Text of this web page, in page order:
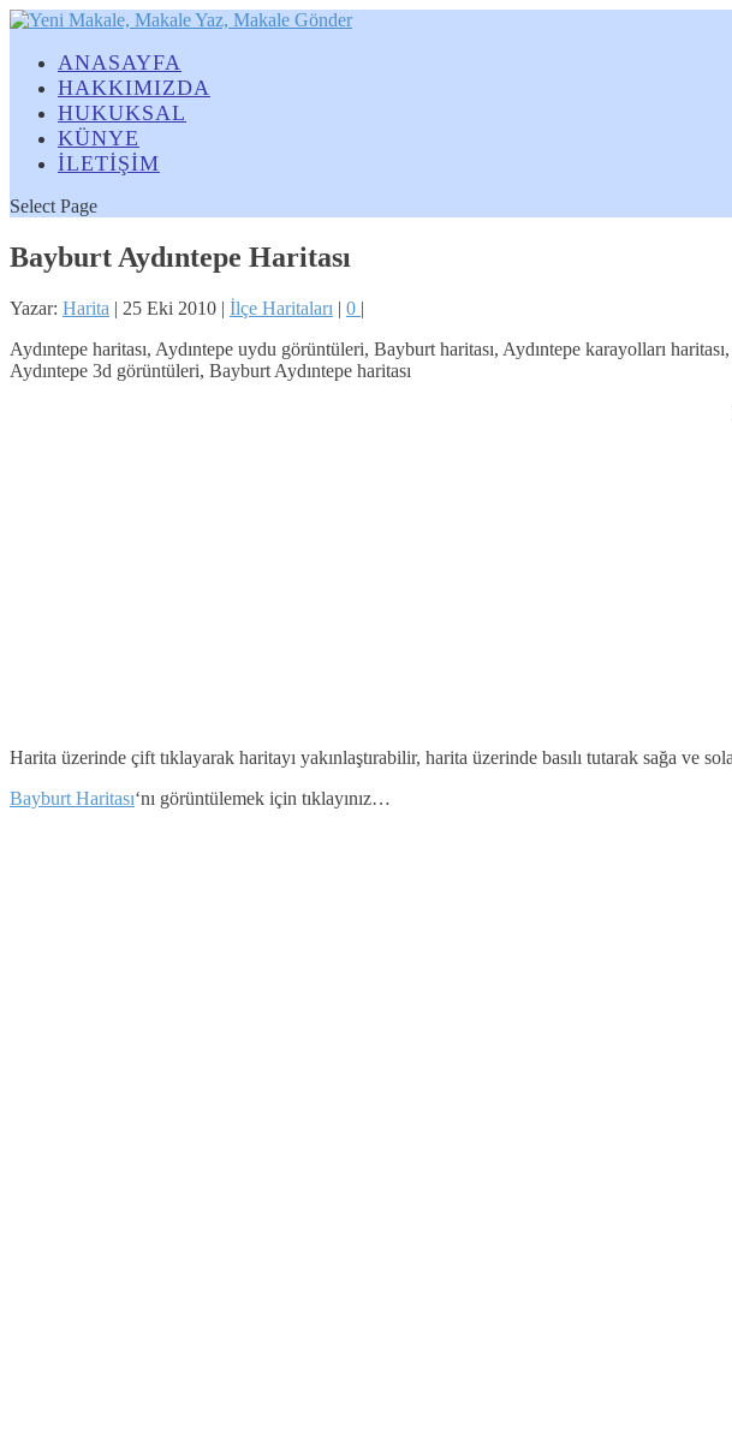
ANASAYFA
HAKKIMIZDA
HUKUKSAL
KÜNYE
İLETİŞİM
Select Page
Bayburt Aydıntepe Haritası
Yazar: Harita | 25 Eki 2010 | İlçe Haritaları | 0 |
Aydıntepe haritası, Aydıntepe uydu görüntüleri, Bayburt haritası, Aydıntepe karayolları
Aydıntepe 3d görüntüleri, Bayburt Aydıntepe haritası
Harita üzerinde çift tıklayarak haritayı yakınlaştırabilir, harita üzerinde basılı tutarak sağa ve
Bayburt Haritası‘nı görüntülemek için tıklayınız…